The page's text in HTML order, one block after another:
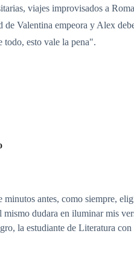
viajes improvisados a
Valentina empeora y Alex
todo, esto vale la pena".
antes, como siempre,
dudara en iluminar mis
la estudiante de Literatura con